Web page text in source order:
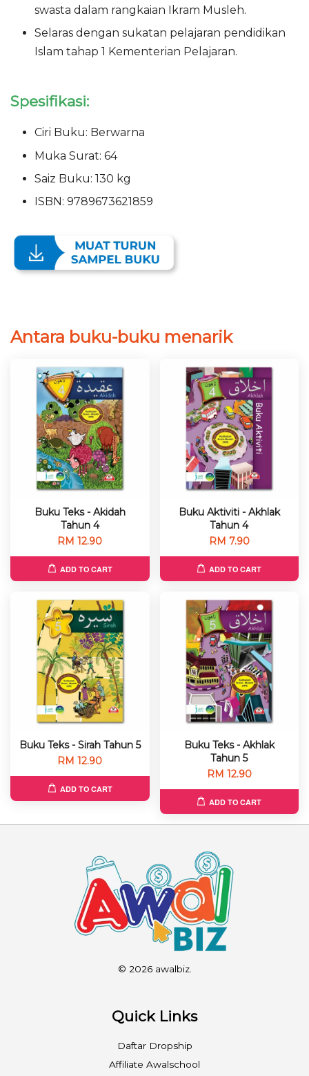
swasta dalam rangkaian Ikram Musleh.
Selaras dengan sukatan pelajaran pendidikan
Islam tahap 1 Kementerian Pelajaran.
Spesifikasi:
Ciri Buku: Berwarna
Muka Surat: 64
Saiz Buku: 130 kg
ISBN: 9789673621859
Antara buku-buku menarik
Buku Teks - Akidah
Tahun 4
RM 12.90
ADD TO CART
Buku Aktiviti - Akhlak
Tahun 4
RM 7.90
ADD TO CART
Buku Teks - Sirah Tahun 5
RM 12.90
ADD TO CART
Buku Teks - Akhlak
Tahun 5
RM 12.90
ADD TO CART
© 2026 awalbiz.
Quick Links
Daftar Dropship
Affiliate Awalschool